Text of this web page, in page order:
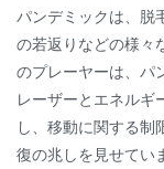
パンデミックは、脱
の若返りなどの様々
のプレーヤーは、パ
レーザーとエネルギ
し、移動に関する制
復の兆しを見せてい